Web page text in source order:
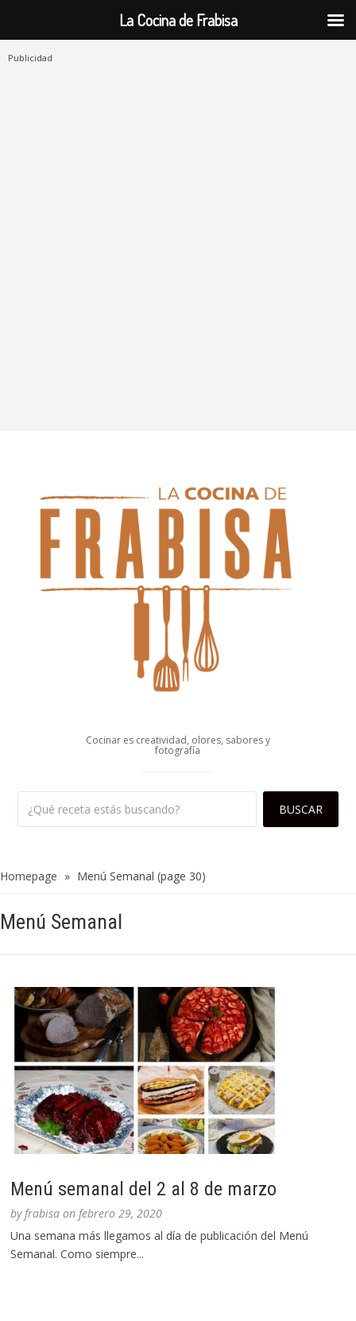
Publicidad
Cocinar es creatividad, olores, sabores y
fotografía
Homepage » Menú Semanal (page 30)
Menú Semanal
Menú semanal del 2 al 8 de marzo
byfrabisa onfebrero 29, 2020
Una semana más llegamos al día de publicación del Menú
Semanal. Como siempre...
La Cocina de Frabisa